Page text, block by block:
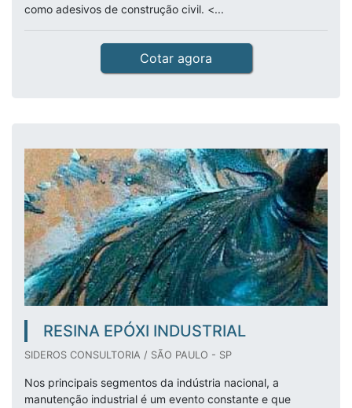
como adesivos de construção civil. <...
Cotar agora
RESINA EPÓXI INDUSTRIAL
SIDEROS CONSULTORIA / SÃO PAULO - SP
Nos principais segmentos da indústria nacional, a
manutenção industrial é um evento constante e que